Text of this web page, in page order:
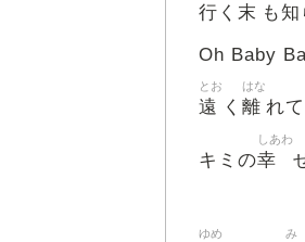
行 く 末 も知
Oh Baby
遠
とお
く 離
はな
れ
キミの幸
しあわ
ゆめ み